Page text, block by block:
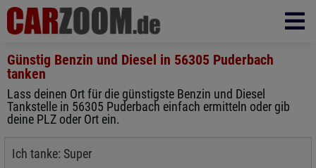
Günstig Benzin und Diesel in 56305 Puderbach
tanken
Lass deinen Ort für die günstigste Benzin und Diesel
Tankstelle in 56305 Puderbach einfach ermitteln oder gib
deine PLZ oder Ort ein.